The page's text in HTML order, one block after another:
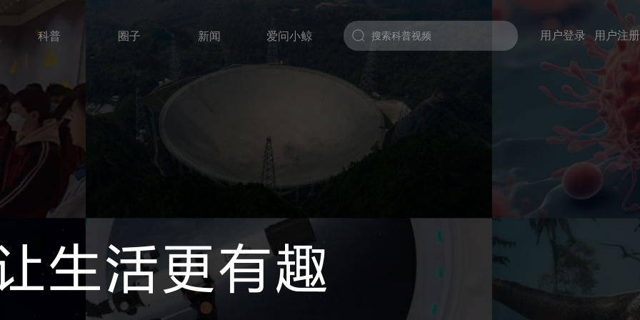
科普 圈子 新闻 爱问小鲸 用户登录 用户注册